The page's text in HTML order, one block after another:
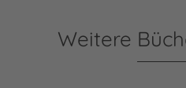
Weitere